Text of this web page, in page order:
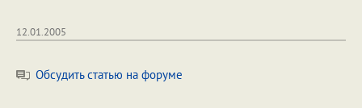
12.01.2005
Обсудить статью на форуме